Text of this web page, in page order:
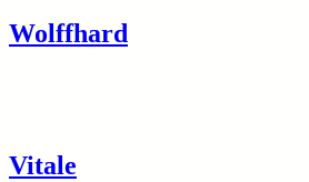
Wolffhard
Vitale